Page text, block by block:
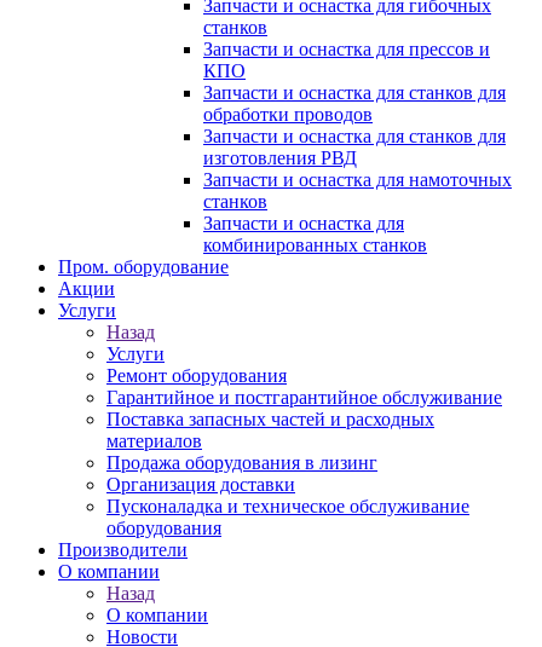
Запчасти и оснастка для гибочных
станков
Запчасти и оснастка для прессов и
КПО
Запчасти и оснастка для станков для
обработки проводов
Запчасти и оснастка для станков для
изготовления РВД
Запчасти и оснастка для намоточных
станков
Запчасти и оснастка для
комбинированных станков
Пром. оборудование
Акции
Услуги
Назад
Услуги
Ремонт оборудования
Гарантийное и постгарантийное обслуживание
Поставка запасных частей и расходных
материалов
Продажа оборудования в лизинг
Организация доставки
Пусконаладка и техническое обслуживание
оборудования
Производители
О компании
Назад
О компании
Новости